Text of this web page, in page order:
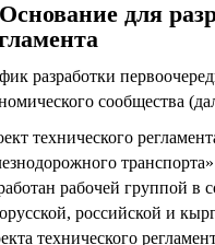
для
разработки
сообщества
технического
рабочей группой в
российской и
технического